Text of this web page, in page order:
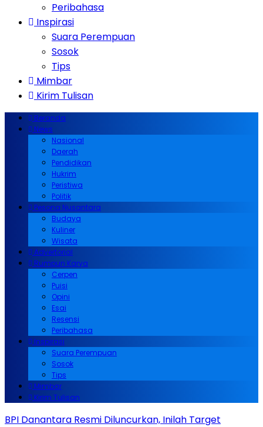
Peribahasa
Inspirasi
Suara Perempuan
Sosok
Tips
Mimbar
Kirim Tulisan
Beranda
News
Nasional
Daerah
Pendidikan
Hukrim
Peristiwa
Politik
Pesona Nusantara
Budaya
Kuliner
Wisata
Advertorial
Rumpun Karya
Cerpen
Puisi
Opini
Esai
Resensi
Peribahasa
Inspirasi
Suara Perempuan
Sosok
Tips
Mimbar
Kirim Tulisan
BPI Danantara Resmi Diluncurkan, Inilah Target